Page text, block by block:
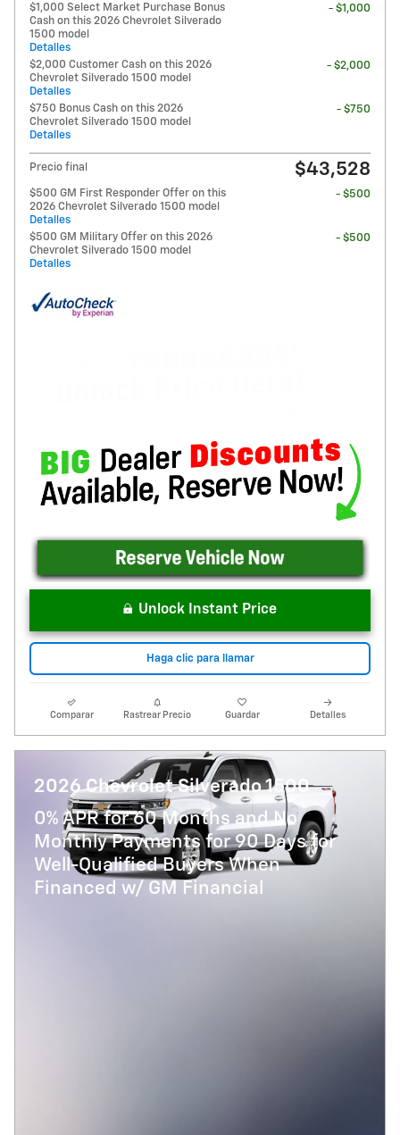
$1,000 Select Market Purchase Bonus
Cash on this 2026 Chevrolet Silverado
1500 model
Detalles
- $1,000
$2,000 Customer Cash on this 2026
Chevrolet Silverado 1500 model
Detalles
- $2,000
$750 Bonus Cash on this 2026
Chevrolet Silverado 1500 model
Detalles
- $750
Precio final $43,528
$500 GM First Responder Offer on this
2026 Chevrolet Silverado 1500 model
Detalles
- $500
$500 GM Military Offer on this 2026
Chevrolet Silverado 1500 model
Detalles
- $500
Unlock Instant Price
Haga clic para llamar
Comparar Rastrear Precio Guardar Detalles
2026 Chevrolet Silverado 1500
0% APR for 60 Months and No
Monthly Payments for 90 Days for
Well-Qualified Buyers When
Financed w/ GM Financial